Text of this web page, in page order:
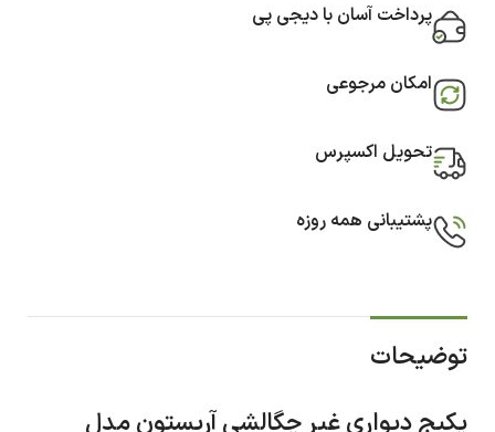
پرداخت آسان با دیجی پی
امکان مرجوعی
تحویل اکسپرس
پشتیبانی همه روزه
توضیحات
پکیج دیواری غیر چگالشی آریستون مدل